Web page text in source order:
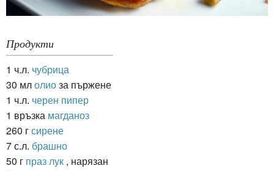
Продукти
1 ч.л. чубрица
30 млолиоза пържене
1 ч.л. черен пипер
1 връзка магданоз
260 гсирене
7 с.л. брашно
50 г праз лук , нарязан